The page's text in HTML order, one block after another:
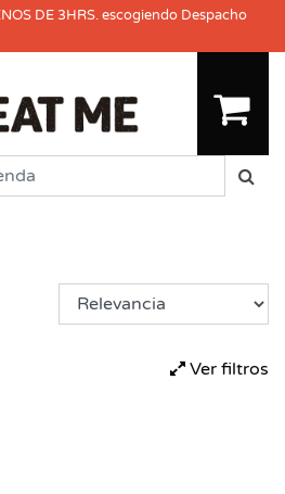
DE 3HRS. escogiendo Despacho
Ver filtros